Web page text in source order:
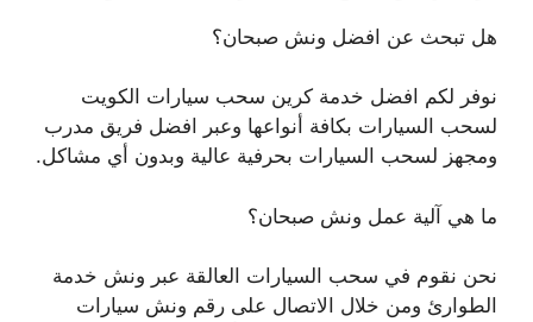
هل تبحث عن افضل ونش صبحان؟
نوفر لكم افضل خدمة كرين سحب سيارات الكويت
لسحب السيارات بكافة أنواعها وعبر افضل فريق مدرب
ومجهز لسحب السيارات بحرفية عالية وبدون أي مشاكل.
ما هي آلية عمل ونش صبحان؟
نحن نقوم في سحب السيارات العالقة عبر ونش خدمة
الطوارئ ومن خلال الاتصال على رقم ونش سيارات